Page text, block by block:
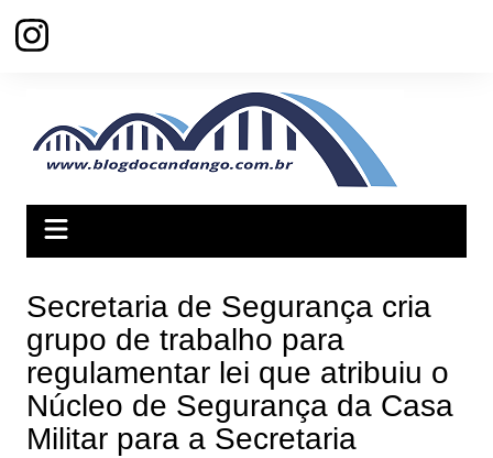
para
Secretaria de Segurança cria
grupo de trabalho para
regulamentar lei que atribuiu o
Núcleo de Segurança da Casa
Militar para a Secretaria